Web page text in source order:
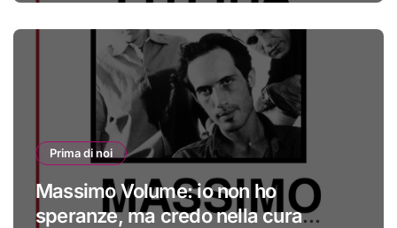
Prima di noi
Massimo Volume: io non ho
speranze, ma credo nella cura